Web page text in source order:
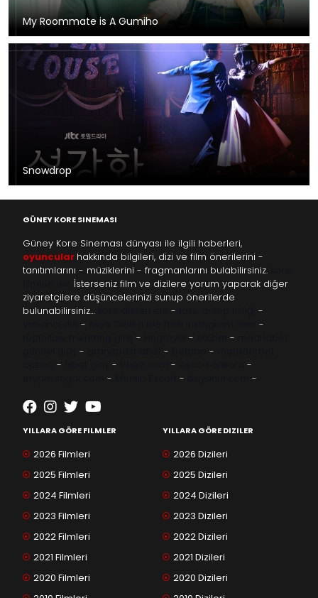
My Roommate is A Gumiho
Snowdrop
GÜNEY KORE SINEMASI
Güney Kore Sineması dünyası ile ilgili haberleri,
oyuncular hakkında bilgileri, dizi ve film önerilerini -
tanıtımlarını - müziklerini - fragmanlarını bulabilirsiniz.
İsterseniz film ve dizilere yorum yaparak diğer
ziyaretçilere düşüncelerinizi sunup önerilerde
bulunabilirsiniz…
-
-
-
-
- - -
- - -
- - -
-
- - -
YILLARA GÖRE FILMLER
2026 Filmleri
2025 Filmleri
2024 Filmleri
2023 Filmleri
2022 Filmleri
2021 Filmleri
2020 Filmleri
YILLARA GÖRE DIZILER
2026 Dizileri
2025 Dizileri
2024 Dizileri
2023 Dizileri
2022 Dizileri
2021 Dizileri
2020 Dizileri